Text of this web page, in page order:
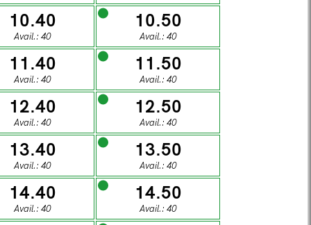
visitors
S
SUNDAY
02
SUNDAY
09
10.40
Avail.: 40
10.50
Avail.: 40
11.40
Avail.: 40
11.50
Avail.: 40
12.40
Avail.: 40
12.50
Avail.: 40
13.40
Avail.: 40
13.50
Avail.: 40
14.40
Avail.: 40
14.50
Avail.: 40